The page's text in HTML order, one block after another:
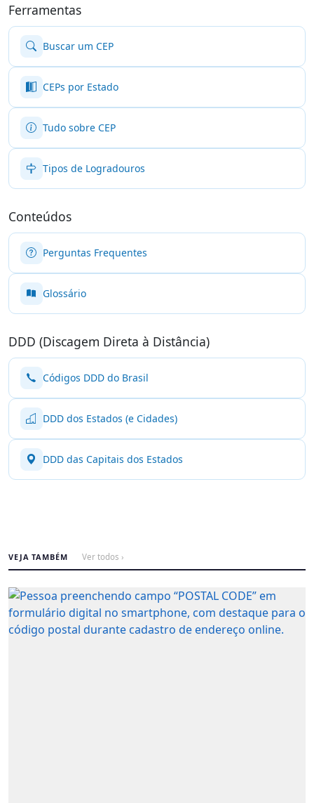
Ferramentas
Buscar um CEP
CEPs por Estado
Tudo sobre CEP
Tipos de Logradouros
Conteúdos
Perguntas Frequentes
Glossário
DDD (Discagem Direta à Distância)
Códigos DDD do Brasil
DDD dos Estados (e Cidades)
DDD das Capitais dos Estados
VEJA TAMBÉM Ver todos ›